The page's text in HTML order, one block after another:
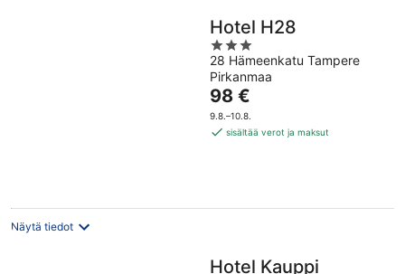
Hotel H28
3
out
of
5
28 Hämeenkatu Tampere
Pirkanmaa
Hinta
on
98 €
98 €
9.8.–10.8.
sisältää verot ja maksut
Näytä tiedot
Hotel Kauppi